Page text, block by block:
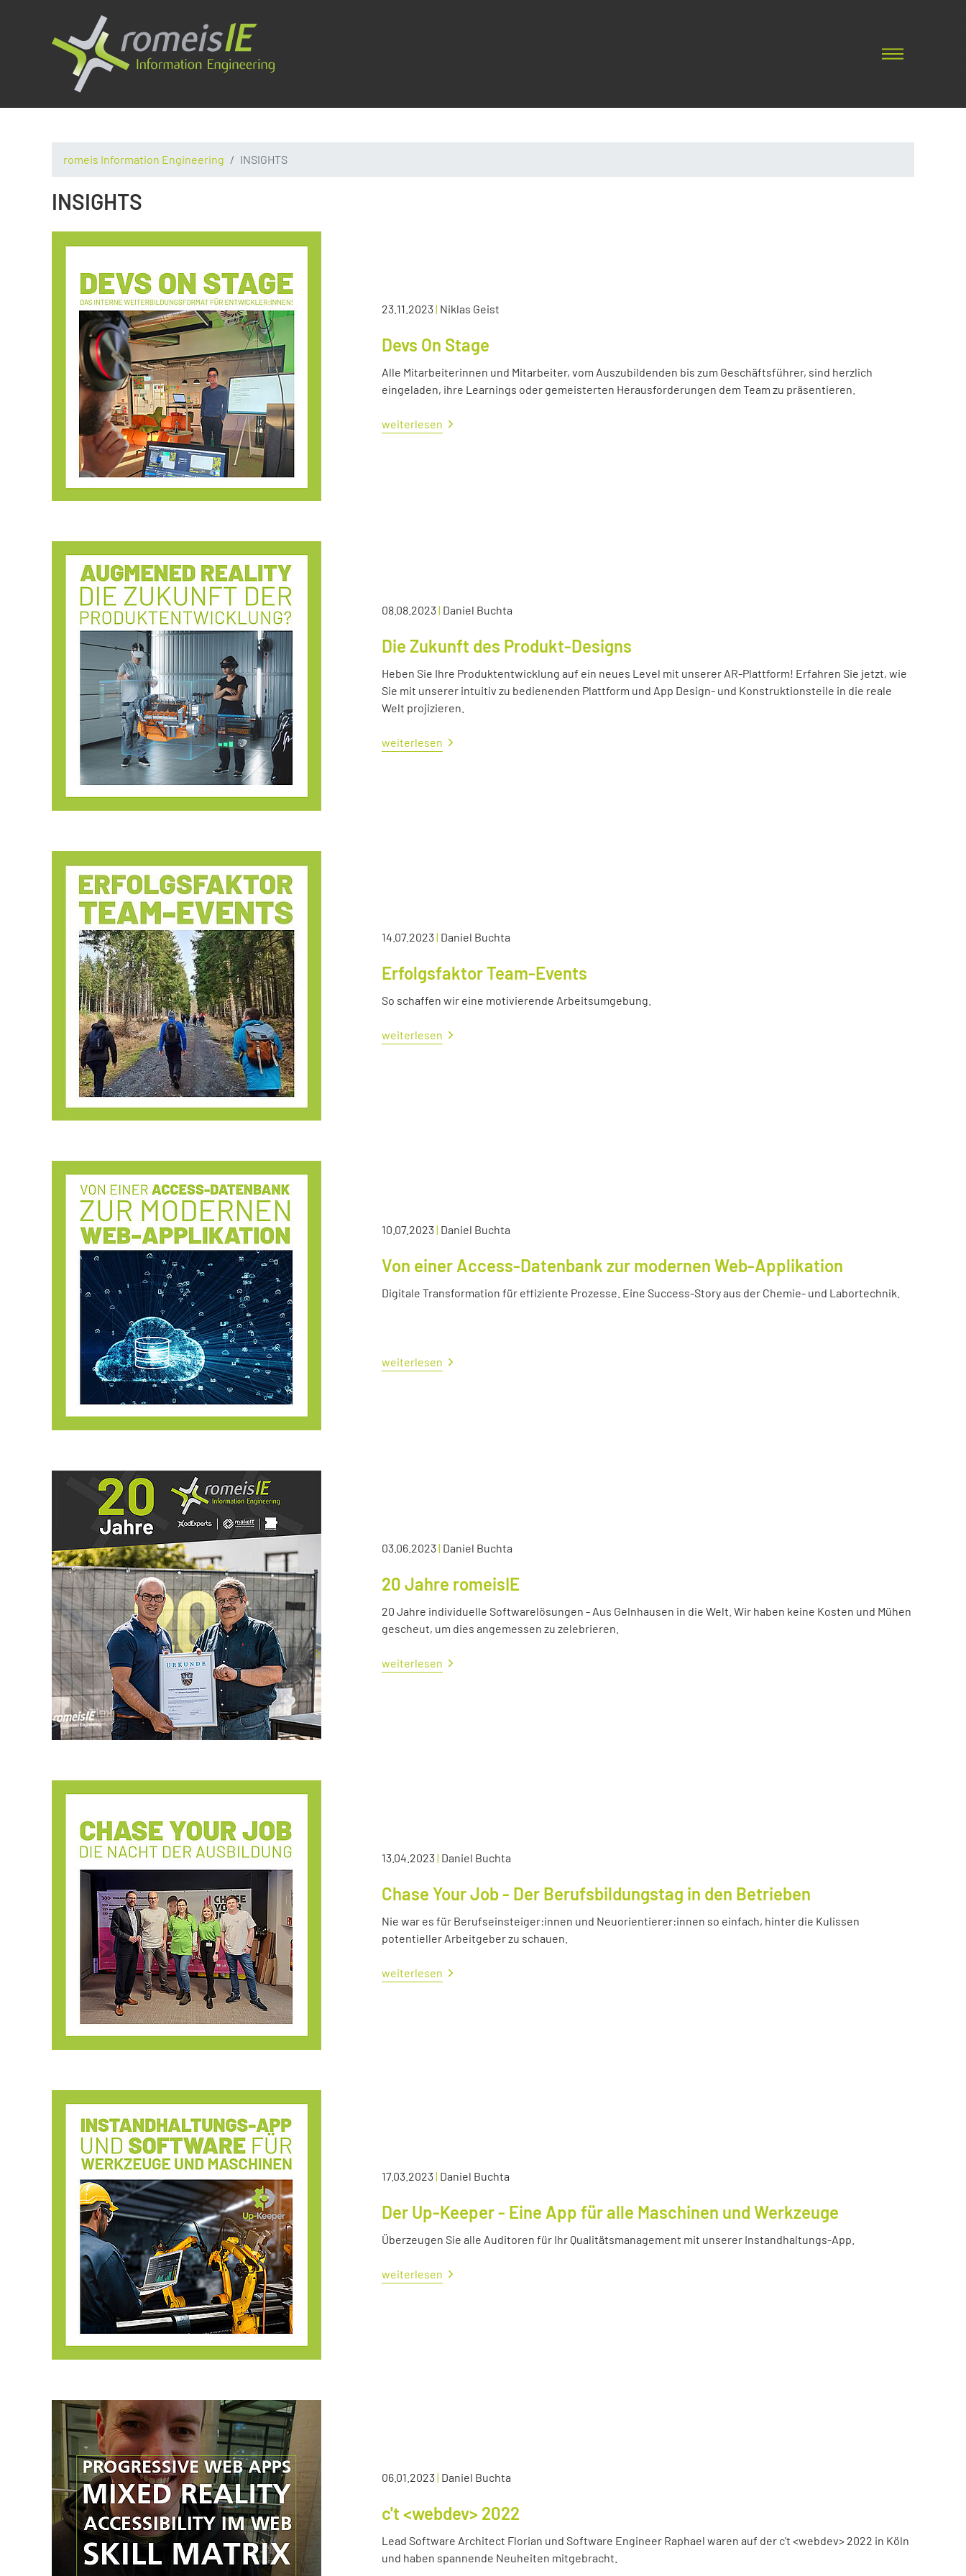
romeis Information Engineering INSIGHTS
INSIGHTS
23.11.2023| Niklas Geist
Devs On Stage
Alle Mitarbeiterinnen und Mitarbeiter, vom Auszubildenden bis zum Geschäftsführer, sind herzlich
eingeladen, ihre Learnings oder gemeisterten Herausforderungen dem Team zu präsentieren.
weiterlesen
08.08.2023| Daniel Buchta
Die Zukunft des Produkt-Designs
Heben Sie Ihre Produktentwicklung auf ein neues Level mit unserer AR-Plattform! Erfahren Sie jetzt, wie
Sie mit unserer intuitiv zu bedienenden Plattform und App Design- und Konstruktionsteile in die reale
Welt projizieren.
weiterlesen
14.07.2023| Daniel Buchta
Erfolgsfaktor Team-Events
So schaffen wir eine motivierende Arbeitsumgebung.
weiterlesen
10.07.2023| Daniel Buchta
Von einer Access-Datenbank zur modernen Web-Applikation
Digitale Transformation für effiziente Prozesse. Eine Success-Story aus der Chemie- und Labortechnik.
weiterlesen
03.06.2023| Daniel Buchta
20 Jahre romeisIE
20 Jahre individuelle Softwarelösungen - Aus Gelnhausen in die Welt. Wir haben keine Kosten und Mühen
gescheut, um dies angemessen zu zelebrieren.
weiterlesen
13.04.2023| Daniel Buchta
Chase Your Job - Der Berufsbildungstag in den Betrieben
Nie war es für Berufseinsteiger:innen und Neuorientierer:innen so einfach, hinter die Kulissen
potentieller Arbeitgeber zu schauen.
weiterlesen
17.03.2023| Daniel Buchta
Der Up-Keeper - Eine App für alle Maschinen und Werkzeuge
Überzeugen Sie alle Auditoren für Ihr Qualitätsmanagement mit unserer Instandhaltungs-App.
weiterlesen
06.01.2023| Daniel Buchta
c't <webdev> 2022
Lead Software Architect Florian und Software Engineer Raphael waren auf der c't <webdev> 2022 in Köln
und haben spannende Neuheiten mitgebracht.